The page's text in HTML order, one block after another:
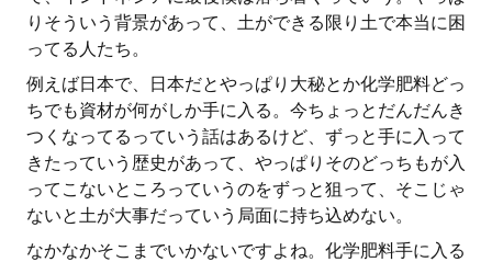
りそういう背景があって、土ができる限り土で本当に困
ってる人たち。
例えば日本で、日本だとやっぱり大秘とか化学肥料どっ
ちでも資材が何がしか手に入る。今ちょっとだんだんき
つくなってるっていう話はあるけど、ずっと手に入って
きたっていう歴史があって、やっぱりそのどっちもが入
ってこないところっていうのをずっと狙って、そこじゃ
ないと土が大事だっていう局面に持ち込めない。
なかなかそこまでいかないですよね。化学肥料手に入る